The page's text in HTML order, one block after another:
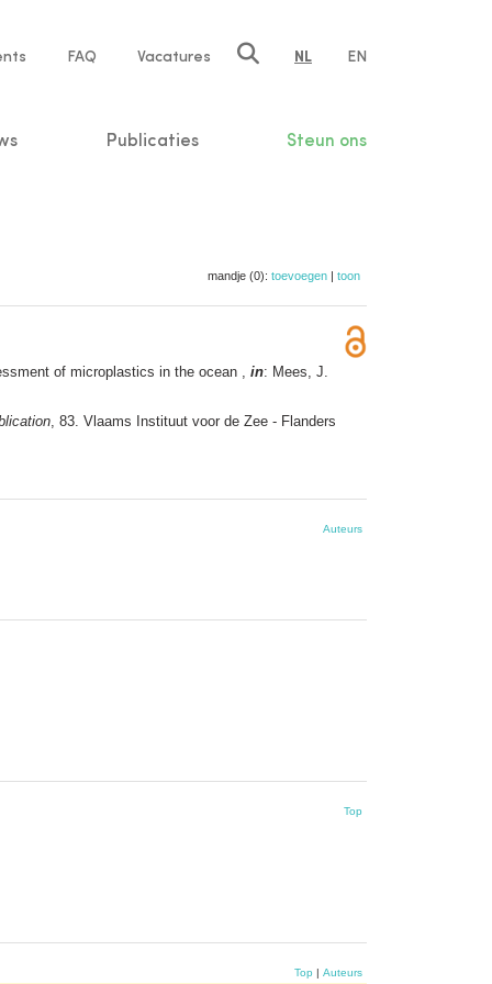
FAQ Vacatures NL EN
Publicaties Steun ons
mandje (0): toevoegen | toon
of microplastics in the ocean , in: Mees, J.
, 83. Vlaams Instituut voor de Zee - Flanders
Auteurs
Top
Top | Auteurs